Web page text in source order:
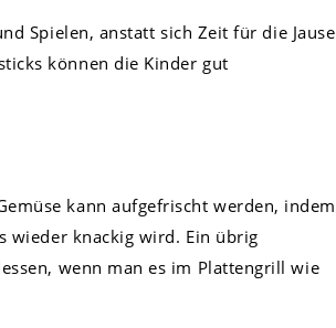
Spielen, anstatt sich Zeit für die Jause
können die Kinder gut
kann aufgefrischt werden, indem
wieder knackig wird. Ein übrig
wenn man es im Plattengrill wie